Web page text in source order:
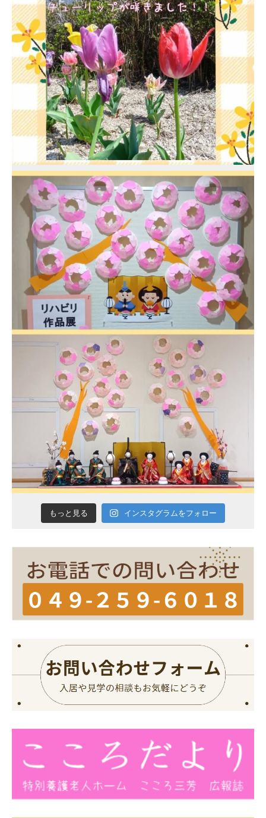
もっと見る インスタグラムをフォロー